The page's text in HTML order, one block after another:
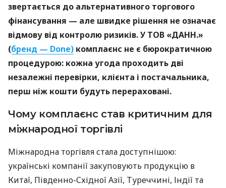
звертається до альтернативного торгового
фінансування — але швидке рішення не означає
відмову від контролю ризиків. У ТОВ «ДАНН.»
(бренд — Done) комплаєнс не є бюрократичною
процедурою: кожна угода проходить дві
незалежні перевірки, клієнта і постачальника,
перш ніж кошти будуть перераховані.
Чому комплаєнс став критичним для
міжнародної торгівлі
Міжнародна торгівля стала доступнішою:
українські компанії закуповують продукцію в
Китаї, Південно-Східної Азії, Туреччині, Індії та